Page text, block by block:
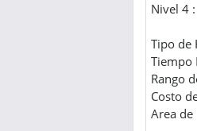
Nivel 4
Tipo de
Tiempo
Rango
Costo
Area de